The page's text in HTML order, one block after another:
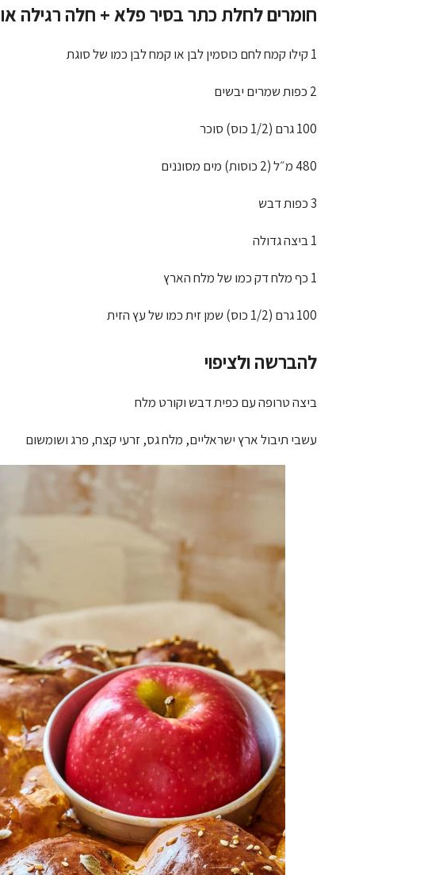
חומרים לחלת כתר בסיר פלא + חלה רגילה או 5 לחמניות (בונוס)
1 קילו קמח לחם כוסמין לבן או קמח לבן כמו של סוגת
2 כפות שמרים יבשים
100 גרם (1/2 כוס) סוכר
480 מ״ל (2 כוסות) מים מסוננים
3 כפות דבש
1 ביצה גדולה
1 כף מלח דק כמו של מלח הארץ
100 גרם (1/2 כוס) שמן זית כמו של עץ הזית
להברשה ולציפוי
ביצה טרופה עם כפית דבש וקורט מלח
עשבי תיבול ארץ ישראליים, מלח גס, זרעי קצח, פרג ושומשום